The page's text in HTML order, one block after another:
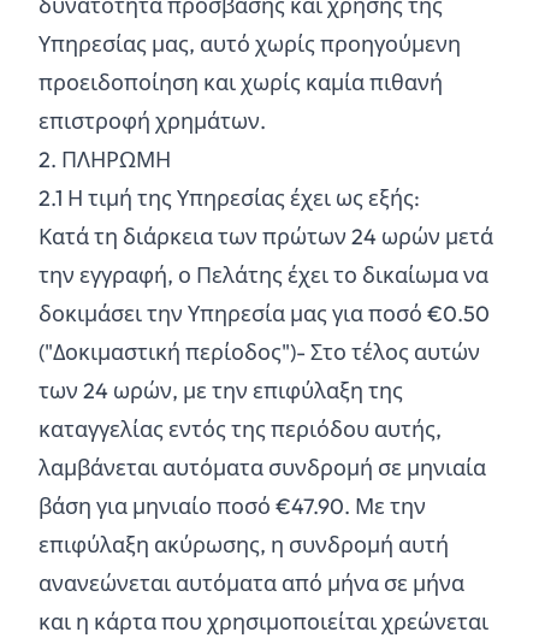
δυνατότητα πρόσβασης και χρήσης της
Υπηρεσίας μας, αυτό χωρίς προηγούμενη
προειδοποίηση και χωρίς καμία πιθανή
επιστροφή χρημάτων.
2. ΠΛΗΡΩΜΗ
2.1 Η τιμή της Υπηρεσίας έχει ως εξής:
Κατά τη διάρκεια των πρώτων 24 ωρών μετά
την εγγραφή, ο Πελάτης έχει το δικαίωμα να
δοκιμάσει την Υπηρεσία μας για ποσό €0.50
("Δοκιμαστική περίοδος")- Στο τέλος αυτών
των 24 ωρών, με την επιφύλαξη της
καταγγελίας εντός της περιόδου αυτής,
λαμβάνεται αυτόματα συνδρομή σε μηνιαία
βάση για μηνιαίο ποσό €47.90. Με την
επιφύλαξη ακύρωσης, η συνδρομή αυτή
ανανεώνεται αυτόματα από μήνα σε μήνα
και η κάρτα που χρησιμοποιείται χρεώνεται